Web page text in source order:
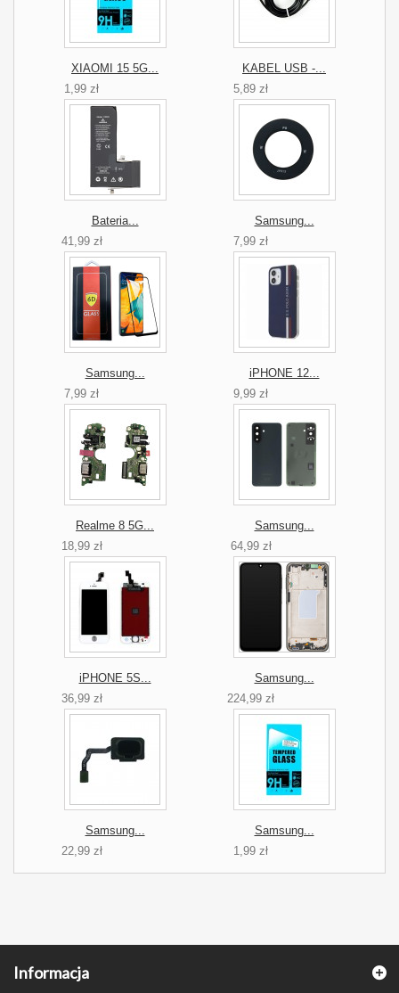
XIAOMI 15 5G...
1,99 zł
KABEL USB -...
5,89 zł
Bateria...
41,99 zł
Samsung...
7,99 zł
Samsung...
7,99 zł
iPHONE 12...
9,99 zł
Realme 8 5G...
18,99 zł
Samsung...
64,99 zł
iPHONE 5S...
36,99 zł
Samsung...
224,99 zł
Samsung...
22,99 zł
Samsung...
1,99 zł
Informacja